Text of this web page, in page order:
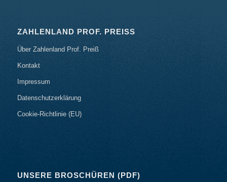
ZAHLENLAND PROF. PREISS
Über Zahlenland Prof. Preiß
Kontakt
Impressum
Datenschutzerklärung
Cookie-Richtlinie (EU)
UNSERE BROSCHÜREN (PDF)